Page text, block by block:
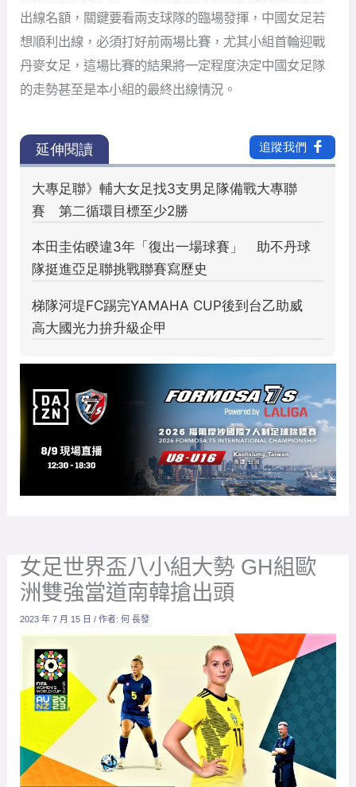
女足世界盃八小組大勢 GH組歐
洲雙強當道南韓搶出頭
瑞典女足在G組實力最強。(取自女足世界盃文宣）
放大字體